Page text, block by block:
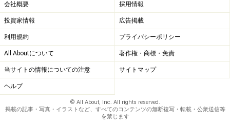
会社概要 採用情報
投資家情報 広告掲載
利用規約 プライバシーポリシー
All Aboutについて 著作権・商標・免責
当サイトの情報についての注意 サイトマップ
ヘルプ
© All About, Inc. All rights reserved.
掲載の記事・写真・イラストなど、すべてのコンテンツの無断複写・転載・公衆送信等
を禁じます